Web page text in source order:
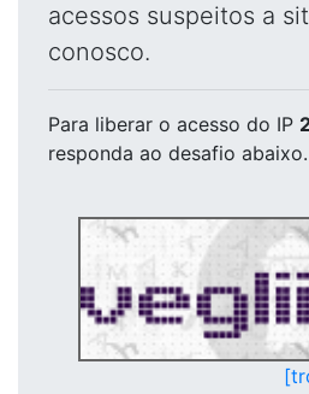
acessos suspeitos a
conosco.
Para liberar o acesso do IP
responda ao desafio abaixo.